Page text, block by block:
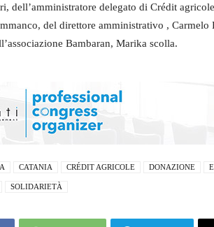
dell’amministratore delegato di Crédit
del direttore amministrativo , Carmelo
Bambaran, Marika scolla.
CATANIA CRÉDIT AGRICOLE DONAZIONE
SOLIDARIETÀ